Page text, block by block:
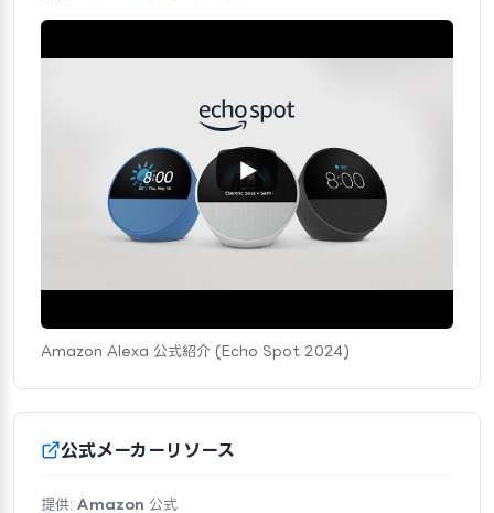
Amazon Alexa 公式紹介 (Echo Spot 2024)
公式メーカーリソース
提供: Amazon 公式